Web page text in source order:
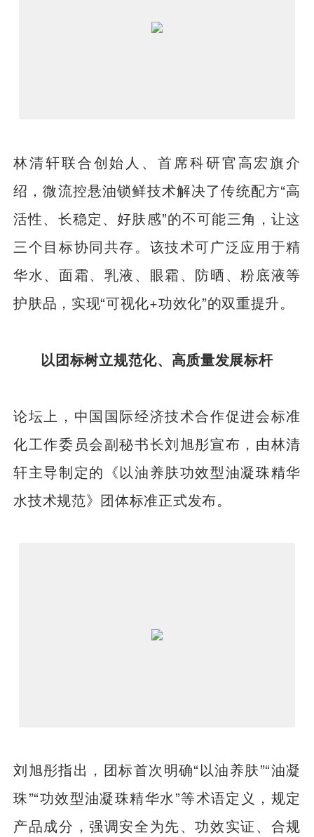
林清轩联合创始人、首席科研官高宏旗介
绍，微流控悬油锁鲜技术解决了传统配方“高
活性、长稳定、好肤感”的不可能三角，让这
三个目标协同共存。该技术可广泛应用于精
华水、面霜、乳液、眼霜、防晒、粉底液等
护肤品，实现“可视化+功效化”的双重提升。
以团标树立规范化、高质量发展标杆
论坛上，中国国际经济技术合作促进会标准
化工作委员会副秘书长刘旭彤宣布，由林清
轩主导制定的《以油养肤功效型油凝珠精华
水技术规范》团体标准正式发布。
刘旭彤指出，团标首次明确“以油养肤”“油凝
珠”“功效型油凝珠精华水”等术语定义，规定
产品成分，强调安全为先、功效实证、合规